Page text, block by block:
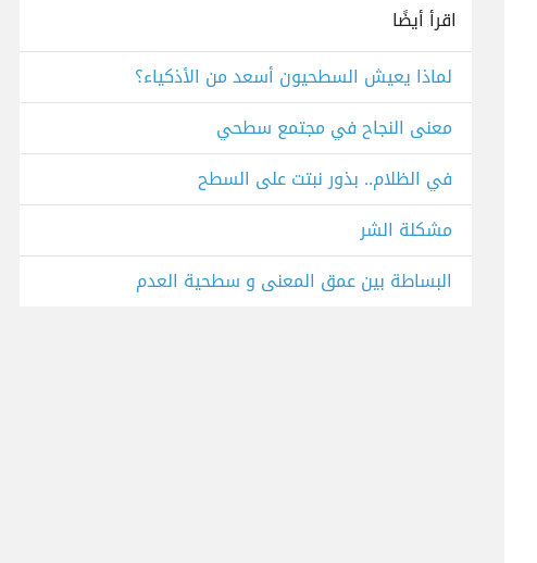
اقرأ أيضًا
لماذا يعيش السطحيون أسعد من الأذكياء؟
معنى النجاح في مجتمع سطحي
في الظلام.. بذور نبتت على السطح
مشكلة الشر
البساطة بين عمق المعنى و سطحية العدم